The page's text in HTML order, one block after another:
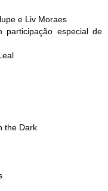
e Liv Moraes
participação especial de
the Dark